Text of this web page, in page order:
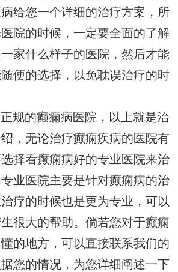
给您一个详细的治疗方案，所
院的时候，一定要全面的了解
家什么样子的医院，然后才能
便的选择，以免耽误治疗的时
规的癫痫病医院，以上就是治
，无论治疗癫痫疾病的医院有
择看癫痫病好的专业医院来治
业医院主要是针对癫痫病的治
疗的时候也是更为专业，可以
很大的帮助。倘若您对于癫痫
的地方，可以直接联系我们的
您的情况，为您详细阐述一下